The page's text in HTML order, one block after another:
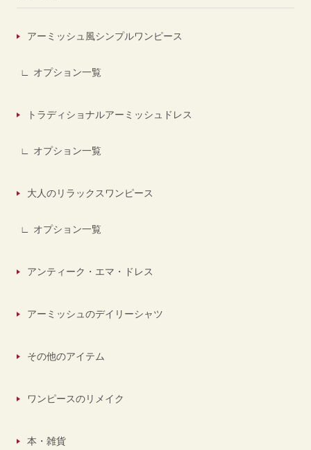
アーミッシュ風シンプルワンピース
オプション一覧
トラディショナルアーミッシュドレス
オプション一覧
大人のリラックスワンピース
オプション一覧
アンティーク・エマ・ドレス
アーミッシュのデイリーシャツ
その他のアイテム
ワンピースのリメイク
本・雑貨